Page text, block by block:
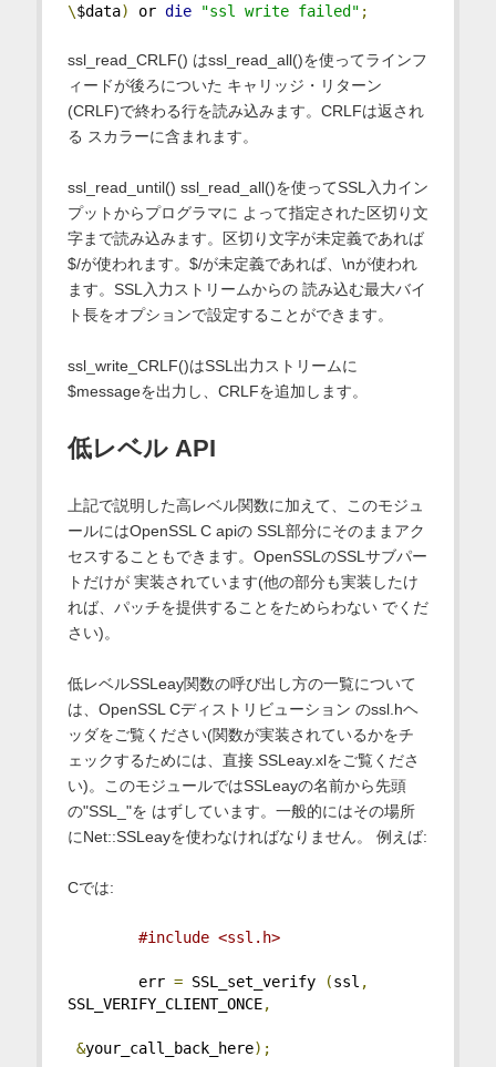
\$data) or die "ssl write failed" ;
ssl_read_CRLF() はssl_read_all()を使ってラインフ
ィードが後ろについた キャリッジ・リターン
(CRLF)で終わる行を読み込みます。CRLFは返され
る スカラーに含まれます。
ssl_read_until() ssl_read_all()を使ってSSL入力イン
プットからプログラマに よって指定された区切り文
字まで読み込みます。区切り文字が未定義であれば
$/が使われます。$/が未定義であれば、\nが使われ
ます。SSL入力ストリームからの 読み込む最大バイ
ト長をオプションで設定することができます。
ssl_write_CRLF()はSSL出力ストリームに
$messageを出力し、CRLFを追加します。
低レベル API
上記で説明した高レベル関数に加えて、このモジュ
ールにはOpenSSL C apiの SSL部分にそのままアク
セスすることもできます。OpenSSLのSSLサブパー
トだけが 実装されています(他の部分も実装したけ
れば、パッチを提供することをためらわない でくだ
さい)。
低レベルSSLeay関数の呼び出し方の一覧について
は、OpenSSL Cディストリビューション のssl.hヘ
ッダをご覧ください(関数が実装されているかをチ
ェックするためには、直接 SSLeay.xlをご覧くださ
い)。このモジュールではSSLeayの名前から先頭
の"SSL_"を はずしています。一般的にはその場所
にNet::SSLeayを使わなければなりません。 例えば:
Cでは:
#include <ssl.h>
err = SSL_set_verify (ssl ,
SSL_VERIFY_CLIENT_ONCE,
&your_call_back_here);